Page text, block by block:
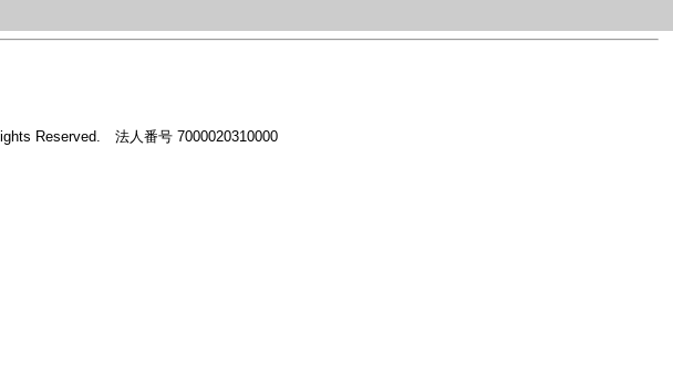
Reserved. 法人番号 7000020310000